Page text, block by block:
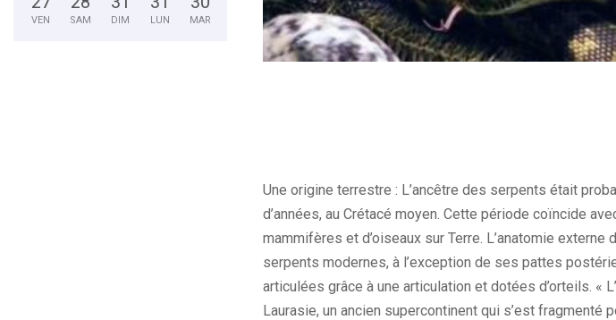
Une origine terrestre : L’ancêtre des serpents était
d’années, au Crétacé moyen. Cette période coïncide
mammifères et d’oiseaux sur Terre. L’anatomie
serpents modernes, à l’exception de ses pattes
articulées grâce à une articulation et dotées d’orteils. «
Laurasie, un ancien supercontinent qui s’est fragmenté
VEN SAM DIM LUN MAR